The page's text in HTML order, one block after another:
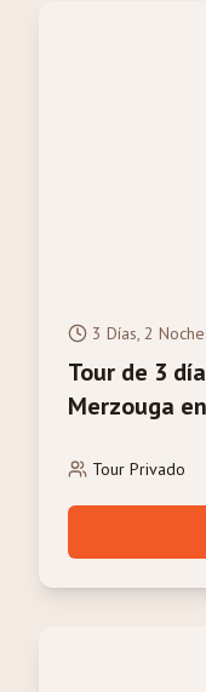
3 Días, 2
Tour de 3
Merzouga
Tour Privado